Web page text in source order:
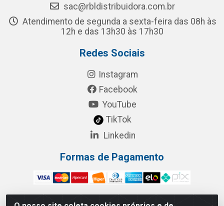
sac@rbldistribuidora.com.br
Atendimento de segunda a sexta-feira das 08h às
12h e das 13h30 às 17h30
Redes Sociais
Instagram
Facebook
YouTube
TikTok
Linkedin
Formas de Pagamento